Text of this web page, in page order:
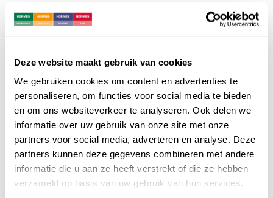
Deze website maakt gebruik van cookies
We gebruiken cookies om content en advertenties te
personaliseren, om functies voor social media te bieden
en om ons websiteverkeer te analyseren. Ook delen we
informatie over uw gebruik van onze site met onze
partners voor social media, adverteren en analyse. Deze
partners kunnen deze gegevens combineren met andere
informatie die u aan ze heeft verstrekt of die ze hebben
verzameld op basis van uw gebruik van hun services.
laminaat, met een polyacrylic coating, bestaat uit
twee lagen, is dampopen en waterdicht. De folie is
voorzien van een dubbele geïntegreerde
kleefstrook, die het onderdak wind – en waterdicht
afsluit. Het materiaal is UV- en
temperatuurbestendig en moeilijk ontvlambaar. .
De 2-laagse folie is UV- en temperatuurbestendig